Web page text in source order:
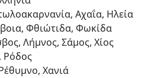
Αχαΐα, Ηλεία
Φθιώτιδα, Φωκίδα
Λήμνος, Σάμος, Χίος
Ρόδος
Χανιά